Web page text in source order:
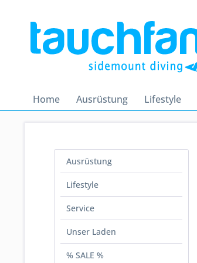
Home Ausrüstung Lifestyle
Ausrüstung
Lifestyle
Service
Unser Laden
% SALE %